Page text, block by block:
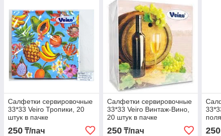
Салфетки сервировочные
33*33 Veiro Тропики, 20
штук в пачке
250 ₸/пач
Салфетки сервировочные
33*33 Veiro Винтаж-Вино,
20 штук в пачке
250₸/пач 250